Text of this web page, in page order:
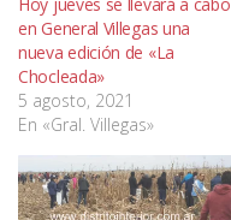
en General Villegas una
nueva edición de «La
Chocleada»
5 agosto, 2021
En «Gral. Villegas»